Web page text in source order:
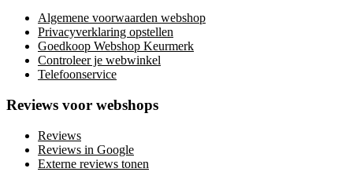
Algemene voorwaarden webshop
Privacyverklaring opstellen
Goedkoop Webshop Keurmerk
Controleer je webwinkel
Telefoonservice
Reviews voor webshops
Reviews
Reviews in Google
Externe reviews tonen